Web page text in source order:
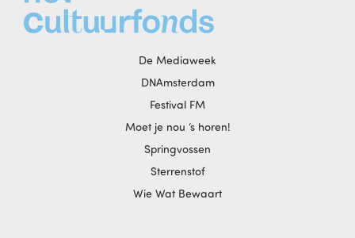
De Mediaweek
DNAmsterdam
Festival FM
Moet je nou ‘s horen!
Springvossen
Sterrenstof
Wie Wat Bewaart